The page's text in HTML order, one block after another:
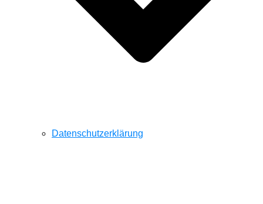
Datenschutzerklärung